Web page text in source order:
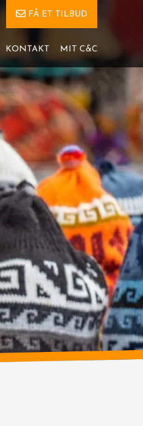
FÅ ET TILBUD
KONTAKT MIT C&C